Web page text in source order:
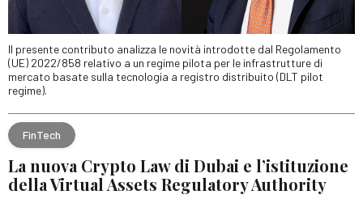
Il presente contributo analizza le novità introdotte dal Regolamento
(UE) 2022/858 relativo a un regime pilota per le infrastrutture di
mercato basate sulla tecnologia a registro distribuito (DLT pilot
regime).
FinTech
La nuova Crypto Law di Dubai e l’istituzione
della Virtual Assets Regulatory Authority